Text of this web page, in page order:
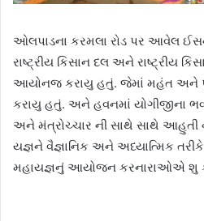
ઓલપાડના કરમલા રોડ પર આવેલ
રાષ્ટ્રીય કિસાન દલ અને રાષ્ટ્રીય
આયોનજ કરાયુ હતું. જેમાં મહંત અને
કરાયુ હતું. અને હવનમાં યોગીજીના
અને મંત્રોચ્ચાર ની સાથે સાથે
યજ્ઞને વૈજ્ઞાનિક અને અધ્યાત્મિક
મહાયજ્ઞનું આયોજન કરનારાઓએ શુ